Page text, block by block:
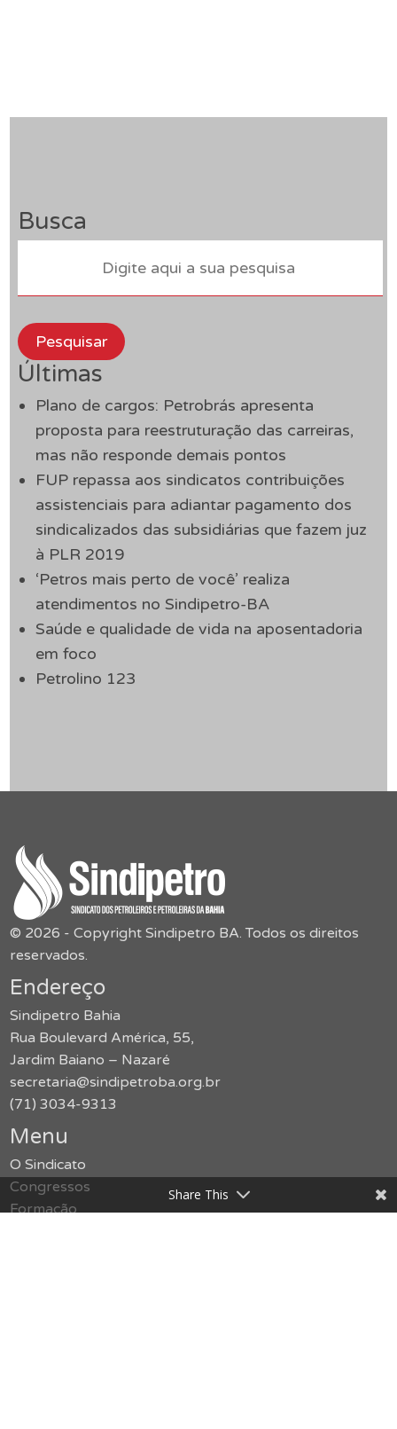
Busca
Pesquisar
Últimas
Plano de cargos: Petrobrás apresenta
proposta para reestruturação das carreiras,
mas não responde demais pontos
FUP repassa aos sindicatos contribuições
assistenciais para adiantar pagamento dos
sindicalizados das subsidiárias que fazem juz
à PLR 2019
‘Petros mais perto de você’ realiza
atendimentos no Sindipetro-BA
Saúde e qualidade de vida na aposentadoria
em foco
Petrolino 123
© 2026 - Copyright Sindipetro BA. Todos os direitos
reservados.
Endereço
Sindipetro Bahia
Rua Boulevard América, 55,
Jardim Baiano – Nazaré
secretaria@sindipetroba.org.br
(71) 3034-9313
Menu
O Sindicato
Congressos
Formação
Share This